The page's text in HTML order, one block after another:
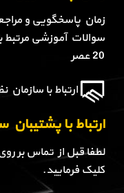
زمان پاسخگویی و
20 عصر
ارتباط با سازمان
ارتباط با پشتیبان
لطفا قبل از تماس بر
کلیک فرمایید.